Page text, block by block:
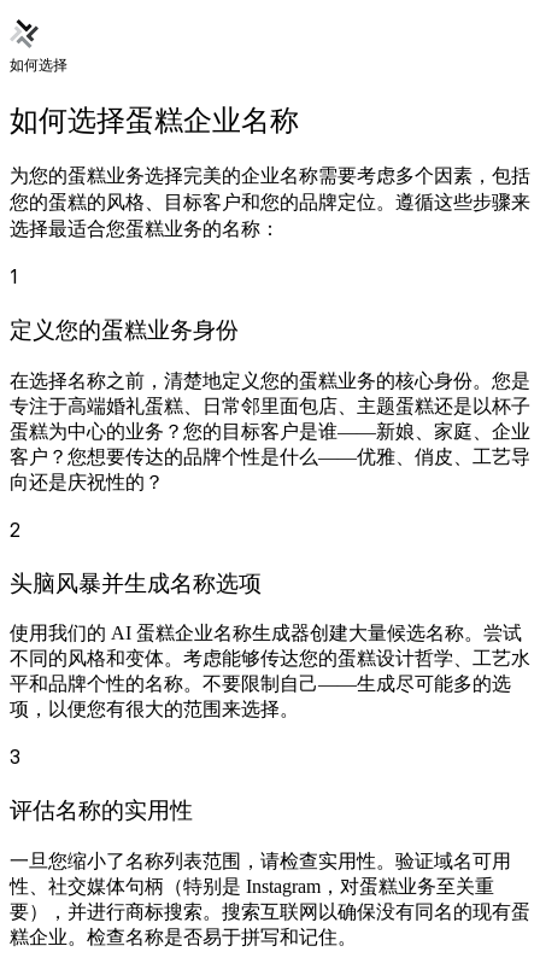
如何选择
如何选择蛋糕企业名称
为您的蛋糕业务选择完美的企业名称需要考虑多个因素，包括
您的蛋糕的风格、目标客户和您的品牌定位。遵循这些步骤来
选择最适合您蛋糕业务的名称：
1
定义您的蛋糕业务身份
在选择名称之前，清楚地定义您的蛋糕业务的核心身份。您是
专注于高端婚礼蛋糕、日常邻里面包店、主题蛋糕还是以杯子
蛋糕为中心的业务？您的目标客户是谁——新娘、家庭、企业
客户？您想要传达的品牌个性是什么——优雅、俏皮、工艺导
向还是庆祝性的？
2
头脑风暴并生成名称选项
使用我们的 AI 蛋糕企业名称生成器创建大量候选名称。尝试
不同的风格和变体。考虑能够传达您的蛋糕设计哲学、工艺水
平和品牌个性的名称。不要限制自己——生成尽可能多的选
项，以便您有很大的范围来选择。
3
评估名称的实用性
一旦您缩小了名称列表范围，请检查实用性。验证域名可用
性、社交媒体句柄（特别是 Instagram，对蛋糕业务至关重
要），并进行商标搜索。搜索互联网以确保没有同名的现有蛋
糕企业。检查名称是否易于拼写和记住。